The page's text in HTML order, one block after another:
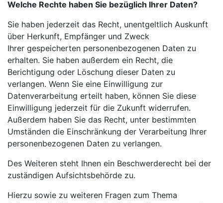
Welche Rechte haben Sie bezüglich Ihrer Daten?
Sie haben jederzeit das Recht, unentgeltlich Auskunft
über Herkunft, Empfänger und Zweck
Ihrer gespeicherten personenbezogenen Daten zu
erhalten. Sie haben außerdem ein Recht, die
Berichtigung oder Löschung dieser Daten zu
verlangen. Wenn Sie eine Einwilligung zur
Datenverarbeitung erteilt haben, können Sie diese
Einwilligung jederzeit für die Zukunft widerrufen.
Außerdem haben Sie das Recht, unter bestimmten
Umständen die Einschränkung der Verarbeitung Ihrer
personenbezogenen Daten zu verlangen.
Des Weiteren steht Ihnen ein Beschwerderecht bei der
zuständigen Aufsichtsbehörde zu.
Hierzu sowie zu weiteren Fragen zum Thema